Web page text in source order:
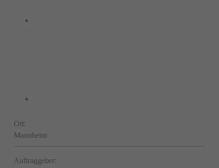
Ort:
Mannheim
Auftraggeber: